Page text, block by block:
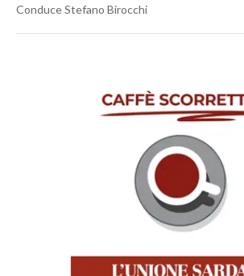
Conduce Stefano Birocchi